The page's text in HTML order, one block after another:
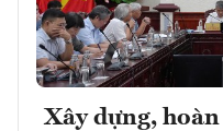
Xây dựng,